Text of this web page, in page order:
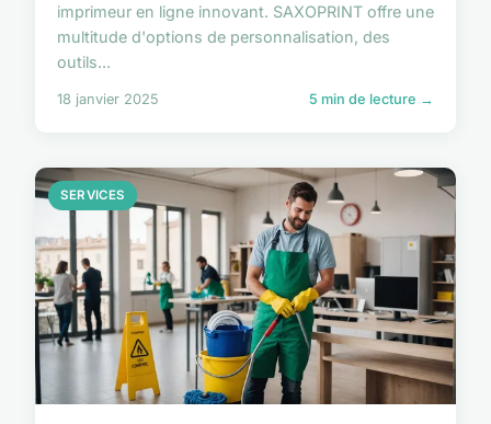
imprimeur en ligne innovant. SAXOPRINT offre une
multitude d'options de personnalisation, des
outils...
18 janvier 2025 5 min de lecture →
SERVICES